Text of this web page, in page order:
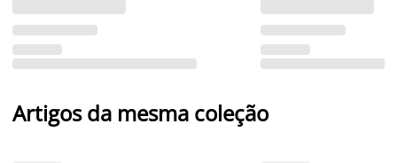
Artigos da mesma coleção